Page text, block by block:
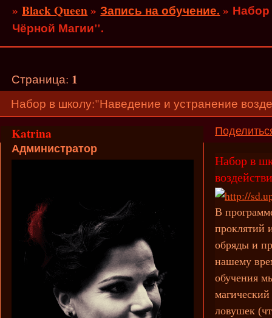
»Black Queen»Запись на обучение. » Набор
Чёрной Магии".
Набор в школу:"Наведение и устранение
Страница: 1
Katrina
Администратор
Набор в
В
проклятий
обряды и
нашему
обучения
ловушек